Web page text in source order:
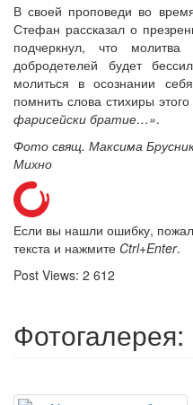
В своей проповеди во
Стефан рассказал о
подчеркнул, что
добродетелей будет
молиться в осознании
помнить слова стихиры
фарисейски братие…».
Фото свящ. Максима
Михно
Если вы нашли ошибку,
текста и нажмите Ctrl+Enter.
Post Views: 2 612
Фотогалерея: